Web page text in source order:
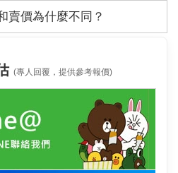
賣價為什麼不同？
(專人回覆，提供參考報價)